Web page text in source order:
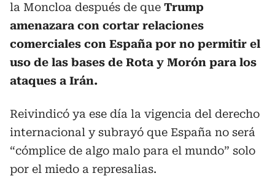
la Moncloa después de que Trump
amenazara con cortar relaciones
comerciales con España por no permitir el
uso de las bases de Rota y Morón para los
ataques a Irán.
Reivindicó ya ese día la vigencia del derecho
internacional y subrayó que España no será
“cómplice de algo malo para el mundo” solo
por el miedo a represalias.